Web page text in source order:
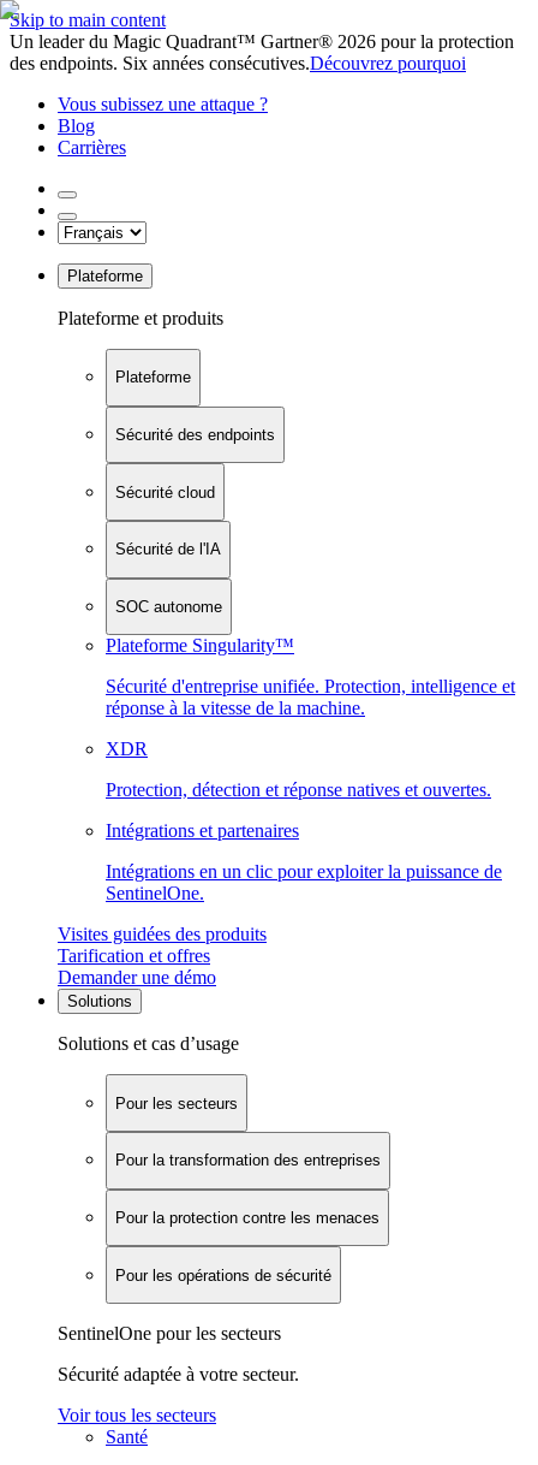
Skip to main content
Un leader du Magic Quadrant™ Gartner® 2026 pour la protection
des endpoints. Six années consécutives.Découvrez pourquoi
Vous subissez une attaque ?
Blog
Carrières
Plateforme
Plateforme et produits
Plateforme
Sécurité des endpoints
Sécurité cloud
Sécurité de l'IA
SOC autonome
Plateforme Singularity™
Sécurité d'entreprise unifiée. Protection, intelligence et
réponse à la vitesse de la machine.
XDR
Protection, détection et réponse natives et ouvertes.
Intégrations et partenaires
Intégrations en un clic pour exploiter la puissance de
SentinelOne.
Visites guidées des produits
Tarification et offres
Demander une démo
Solutions
Solutions et cas d’usage
Pour les secteurs
Pour la transformation des entreprises
Pour la protection contre les menaces
Pour les opérations de sécurité
SentinelOne pour les secteurs
Sécurité adaptée à votre secteur.
Voir tous les secteurs
Santé